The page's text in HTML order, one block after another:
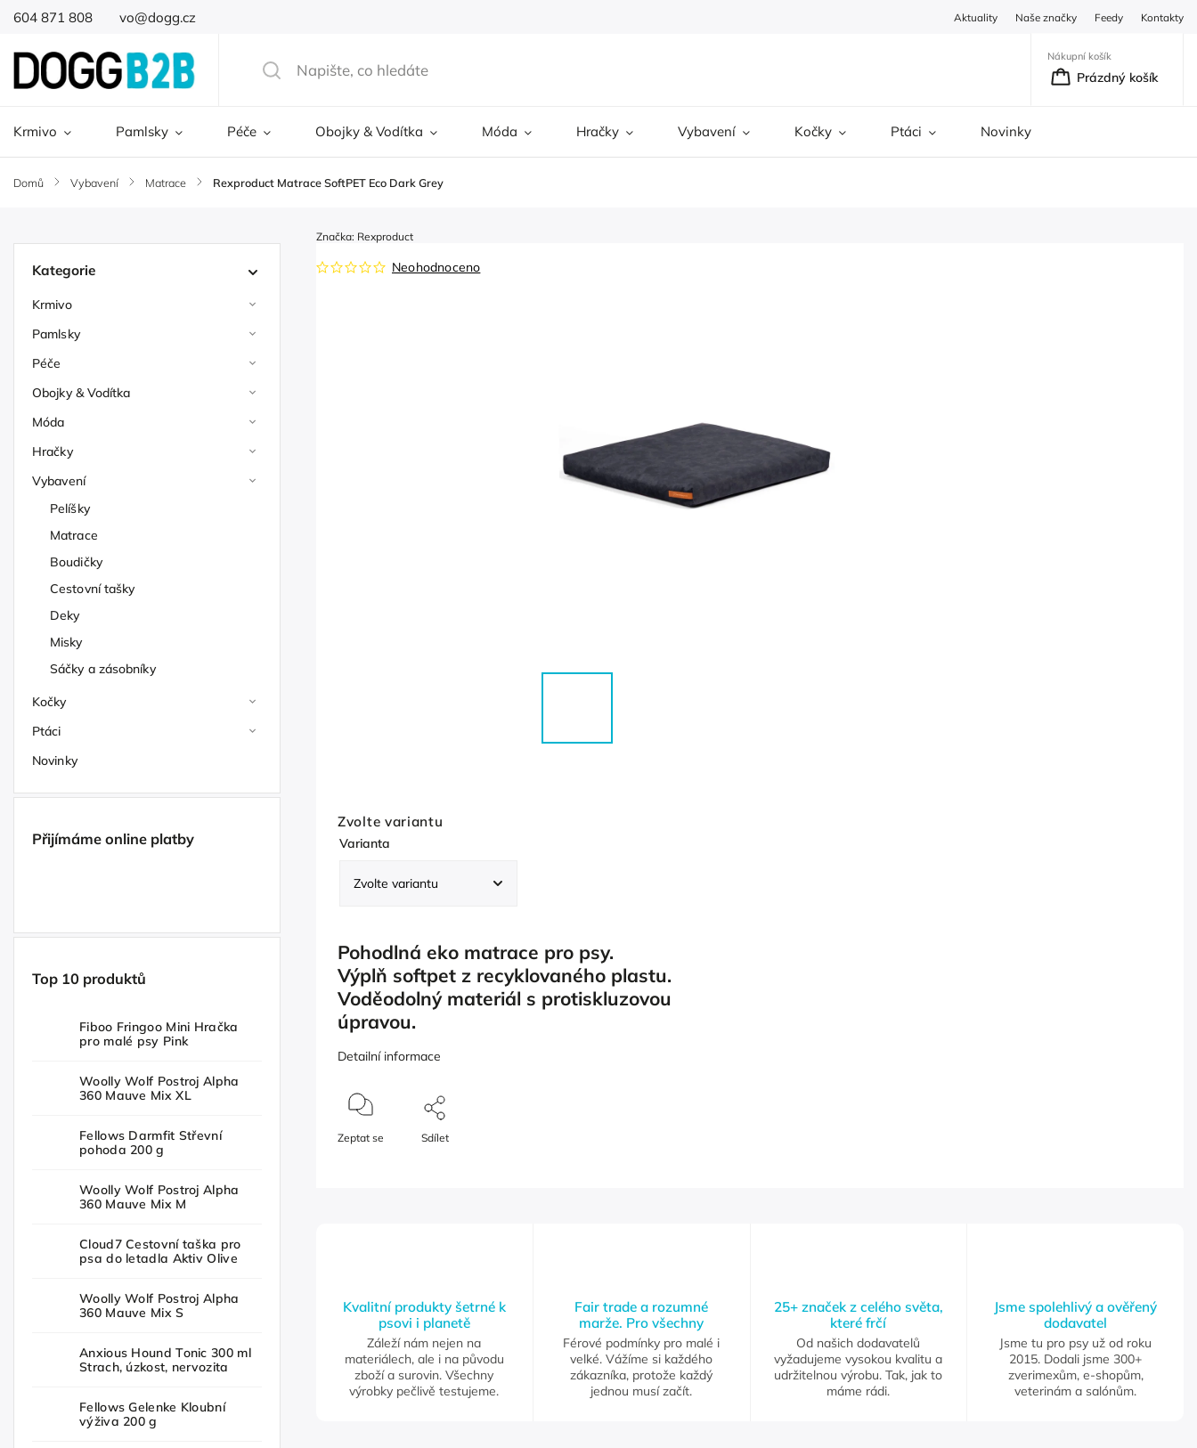
604 871 808 vo@dogg.cz Aktuality Naše značky Feedy Kontakty
Nákupní košík
Prázdný košík
Krmivo Pamlsky Péče Obojky & Vodítka Móda Hračky Vybavení Kočky Ptáci Novinky
Domů / Vybavení / Matrace / Rexproduct Matrace SoftPET Eco Dark Grey
Kategorie
Krmivo
Pamlsky
Péče
Obojky & Vodítka
Móda
Hračky
Vybavení
Pelíšky
Matrace
Boudičky
Cestovní tašky
Deky
Misky
Sáčky a zásobníky
Kočky
Ptáci
Novinky
Přijímáme online platby
Top 10 produktů
Fiboo Fringoo Mini Hračka
pro malé psy Pink
Woolly Wolf Postroj Alpha
360 Mauve Mix XL
Fellows Darmfit Střevní
pohoda 200 g
Woolly Wolf Postroj Alpha
360 Mauve Mix M
Cloud7 Cestovní taška pro
psa do letadla Aktiv Olive
Woolly Wolf Postroj Alpha
360 Mauve Mix S
Anxious Hound Tonic 300 ml
Strach, úzkost, nervozita
Fellows Gelenke Kloubní
výživa 200 g
Neohodnoceno
Značka: Rexproduct
Zvolte variantu
Varianta
Pohodlná eko matrace pro psy.
Výplň softpet z recyklovaného plastu.
Voděodolný materiál s protiskluzovou
úpravou.
Detailní informace
Zeptat se Sdílet
Kvalitní produkty šetrné k
psovi i planetě
Záleží nám nejen na
materiálech, ale i na původu
zboží a surovin. Všechny
výrobky pečlivě testujeme.
Fair trade a rozumné
marže. Pro všechny
Férové podmínky pro malé i
velké. Vážíme si každého
zákazníka, protože každý
jednou musí začít.
25+ značek z celého světa,
které frčí
Od našich dodavatelů
vyžadujeme vysokou kvalitu a
udržitelnou výrobu. Tak, jak to
máme rádi.
Jsme spolehlivý a ověřený
dodavatel
Jsme tu pro psy už od roku
2015. Dodali jsme 300+
zverimexům, e-shopům,
veterinám a salónům.